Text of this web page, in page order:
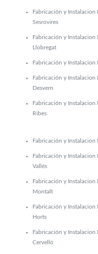
Fabricación y Instalacion
Sesrovires
Fabricación y Instalacion
Llobregat
Fabricación y Instalacion
Fabricación y Instalacion
Desvern
Fabricación y Instalacion
Ribes
Fabricación y Instalacion
Fabricación y Instalacion
Vallés
Fabricación y Instalacion
Montalt
Fabricación y Instalacion
Horts
Fabricación y Instalacion
Cervelló